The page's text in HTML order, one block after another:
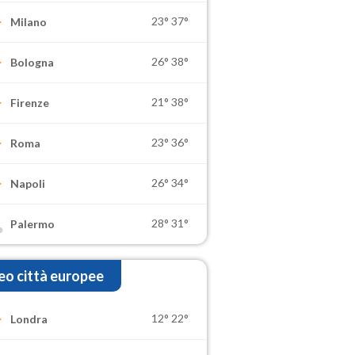
Milano 23° 37°
Bologna 26° 38°
Firenze 21° 38°
Roma 23° 36°
Napoli 26° 34°
Palermo 28° 31°
città europee
Londra 12° 22°